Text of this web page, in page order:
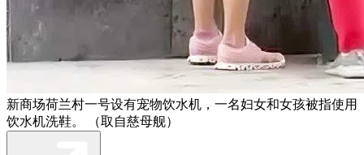
新商场荷兰村一号设有宠物饮水机，一名妇女和女孩被指使用
饮水机洗鞋。 （取自慈母舰）